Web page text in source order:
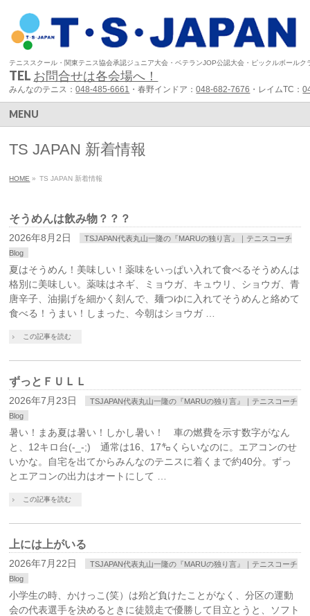
テニススクール・関東テニス協会承認ジュニア大会・ベテランJOP公認大会・ピックルボールク
TEL お問合せは各会場へ！
みんなのテニス：048-485-6661 ・春野インドア：048-682-7676 ・レイムTC：
MENU
TS JAPAN 新着情報
HOME » TS JAPAN 新着情報
そうめんは飲み物？？？
2026年8月2日
TSJAPAN代表丸山一隆の『MARUの独り言』｜テニスコーチ
Blog
夏はそうめん！美味しい！薬味をいっぱい入れて食べるそうめんは
格別に美味しい。薬味はネギ、ミョウガ、キュウリ、ショウガ、青
唐辛子、油揚げを細かく刻んで、麺つゆに入れてそうめんと絡めて
食べる！うまい！しまった、今朝はショウガ …
この記事を読む
ずっとＦＵＬＬ
2026年7月23日
TSJAPAN代表丸山一隆の『MARUの独り言』｜テニスコーチ
Blog
暑い！まあ夏は暑い！しかし暑い！ 車の燃費を示す数字がなん
と、12キロ台(-_-;) 通常は16、17㌔くらいなのに。エアコンのせ
いかな。自宅を出てからみんなのテニスに着くまで約40分。ずっ
とエアコンの出力はオートにして …
この記事を読む
上には上がいる
2026年7月22日
TSJAPAN代表丸山一隆の『MARUの独り言』｜テニスコーチ
Blog
小学生の時、かけっこ(笑）は殆ど負けたことがなく、分区の運動
会の代表選手を決めるときに徒競走で優勝して目立とうと、ソフト